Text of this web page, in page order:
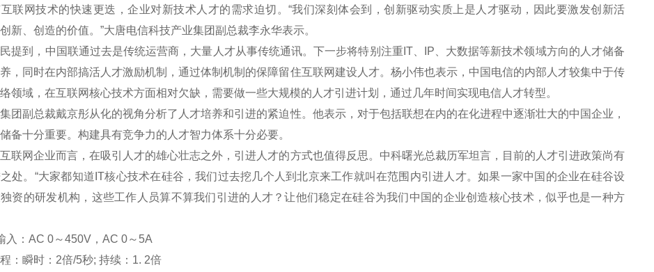
网技术的快速更迭，企业对新技术人才的需求迫切。“我们深刻体会到，创新驱动实质上是人才驱动，因此要激发创新活
新、创造的价值。”大唐电信科技产业集团副总裁李永华表示。
到，中国联通过去是传统运营商，大量人才从事传统通讯。下一步将特别注重IT、IP、大数据等新技术领域方向的人才储备
，同时在内部搞活人才激励机制，通过体制机制的保障留住互联网建设人才。杨小伟也表示，中国电信的内部人才较集中于传
领域，在互联网核心技术方面相对欠缺，需要做一些大规模的人才引进计划，通过几年时间实现电信人才转型。
副总裁戴京彤从化的视角分析了人才培养和引进的紧迫性。他表示，对于包括联想在内的在化进程中逐渐壮大的中国企业，
备十分重要。构建具有竞争力的人才智力体系十分必要。
网企业而言，在吸引人才的雄心壮志之外，引进人才的方式也值得反思。中科曙光总裁历军坦言，目前的人才引进政策尚有
处。“大家都知道IT核心技术在硅谷，我们过去挖几个人到北京来工作就叫在范围内引进人才。如果一家中国的企业在硅谷设
资的研发机构，这些工作人员算不算我们引进的人才？让他们稳定在硅谷为我们中国的企业创造核心技术，似乎也是一种方
入：AC 0～450V ，AC 0～5A
：瞬时：2倍/5秒; 持续：1. 2倍